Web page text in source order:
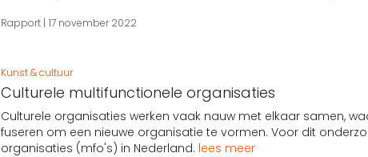
Rapport 17 november 2022
Kunst & cultuur
Culturele multifunctionele organisaties
Culturele organisaties werken vaak nauw met elkaar samen,
fuseren om een nieuwe organisatie te vormen. Voor dit
organisaties (mfo's) in Nederland. lees meer